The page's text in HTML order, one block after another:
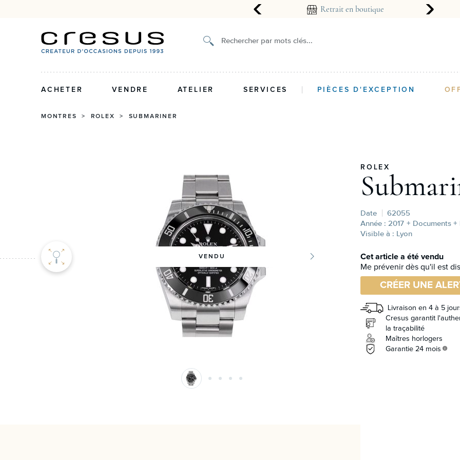
Authenticité certifiée et garantie 2 ans Retrait en boutique
Rechercher par mots clés...
ACHETER VENDRE ATELIER SERVICES PIÈCES D'EXCEPTION
MONTRES > ROLEX > SUBMARINER
VENDU
ROLEX
Date
62055
Année : 2017 + Documents +
Visible à : Lyon
Cet article a été vendu
Me prévenir dès qu'il est
CRÉER UNE
Livraison en 4 à 5
Cresus garantit
la traçabilité
Maîtres horlogers
Garantie 24 mois info